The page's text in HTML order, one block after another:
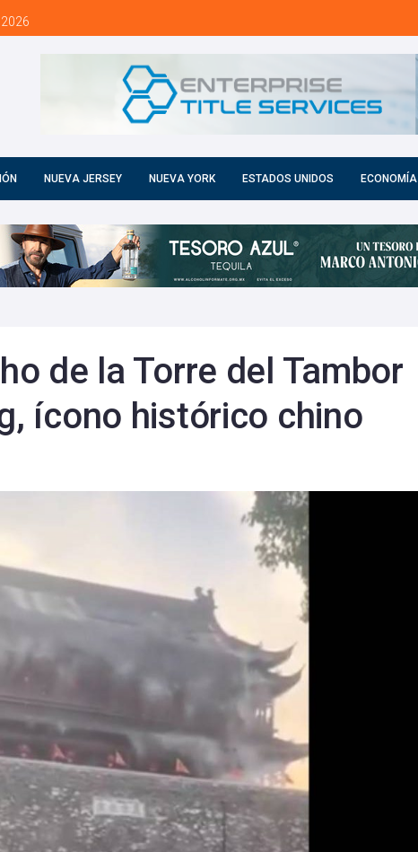
NUEVA JERSEY NUEVA YORK ESTADOS UNIDOS ECONOMÍA
de la Torre del Tambor
ícono histórico chino